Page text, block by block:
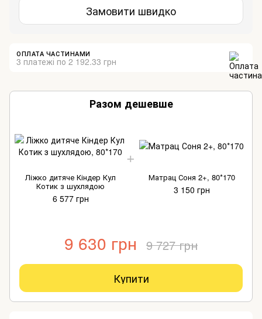
Замовити швидко
ОПЛАТА ЧАСТИНАМИ
3 платежі по 2 192.33 грн
Разом дешевше
Ліжко дитяче Кіндер Кул
Котик з шухлядою
6 577 грн
Матрац Соня 2+, 80*170
3 150 грн
9 630 грн 9 727 грн
Купити